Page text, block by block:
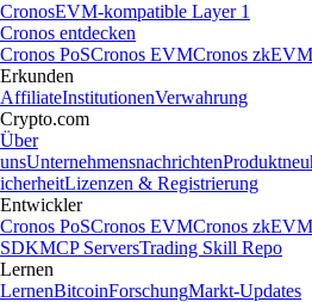
CronosEVM-kompatible Layer 1
Cronos entdecken
Cronos PoSCronos EVMCronos zkEVM
Erkunden
AffiliateInstitutionenVerwahrung
Crypto.com
Über
unsUnternehmensnachrichten
icherheitLizenzen & Registrierung
Entwickler
Cronos PoSCronos EVMCronos zkEVM
SDKMCP ServersTrading Skill Repo
Lernen
LernenBitcoinForschungMarkt-Updates